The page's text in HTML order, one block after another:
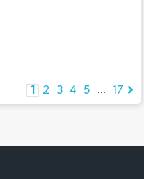
1 2 3 4 5 ... 17